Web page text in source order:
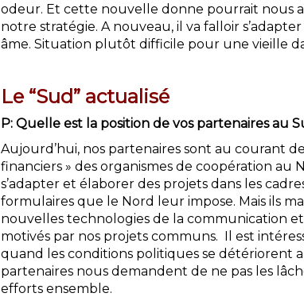
odeur. Et cette nouvelle donne pourrait nous
notre stratégie. A nouveau, il va falloir
âme. Situation plutôt difficile pour une vieille
Le “Sud” actualisé
P: Quelle est la position de vos partenaires au
Aujourd’hui, nos partenaires sont au courant
financiers » des organismes de coopération au
s’adapter et élaborer des projets dans les
formulaires que le Nord leur impose. Mais ils
nouvelles technologies de la communication
motivés par nos projets communs. Il est
quand les conditions politiques se détériorent
partenaires nous demandent de ne pas les
efforts ensemble.